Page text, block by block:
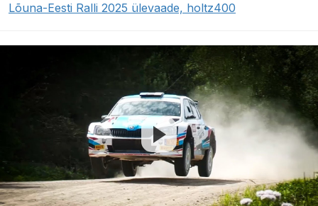
Lõuna-Eesti Ralli 2025 ülevaade, holtz400